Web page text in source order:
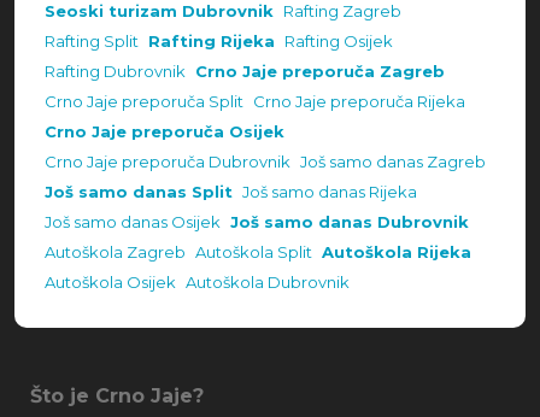
Seoski turizam Dubrovnik Rafting Zagreb
Rafting Split Rafting Rijeka
Rafting Osijek
Rafting Dubrovnik Crno Jaje preporuča Zagreb
Crno Jaje preporuča Split Crno Jaje preporuča Rijeka
Crno Jaje preporuča Osijek
Crno Jaje preporuča Dubrovnik Još samo danas Zagreb
Još samo danas Split Još samo danas Rijeka
Još samo danas Osijek Još samo danas Dubrovnik
Autoškola Zagreb Autoškola Split Autoškola Rijeka
Autoškola Osijek Autoškola Dubrovnik
Što je Crno Jaje?